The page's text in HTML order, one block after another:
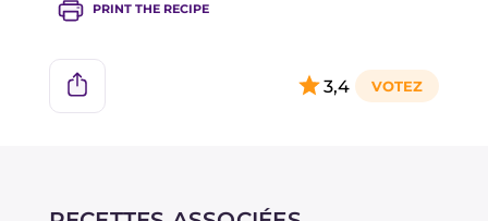
de la présenter à table, de manière à ce qu'en
tranches toutes égales.
PRINT THE RECIPE
3,4